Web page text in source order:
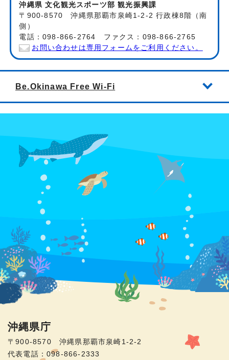
沖縄県 文化観光スポーツ部 観光振興課
〒900-8570 沖縄県那覇市泉崎1-2-2 行政棟8階（南
側）
電話：098-866-2764 ファクス：098-866-2765
お問い合わせは専用フォームをご利用ください。
Be.Okinawa Free Wi-Fi
沖縄県庁
〒900-8570 沖縄県那覇市泉崎1-2-2
代表電話：098-866-2333